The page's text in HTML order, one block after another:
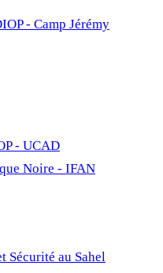
- Camp Jérémy
- UCAD
Noire - IFAN